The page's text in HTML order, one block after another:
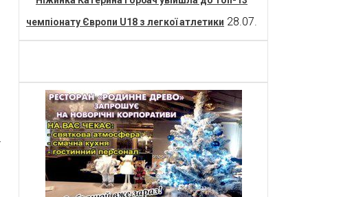
чемпіонату Європи U18 з легкої атлетики 28.07.